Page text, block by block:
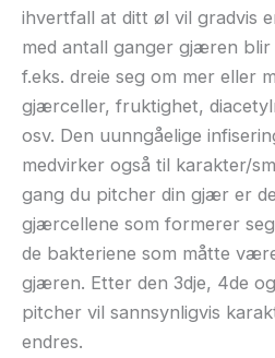
ihvertfall at ditt øl vil gradvis
med antall ganger gjæren
f.eks. dreie seg om mer eller
gjærceller, fruktighet,
osv. Den uunngåelige
medvirker også til karakter/
gang du pitcher din gjær er
gjærcellene som formerer
de bakteriene som måtte
gjæren. Etter den 3dje, 4de
pitcher vil sannsynligvis
endres.